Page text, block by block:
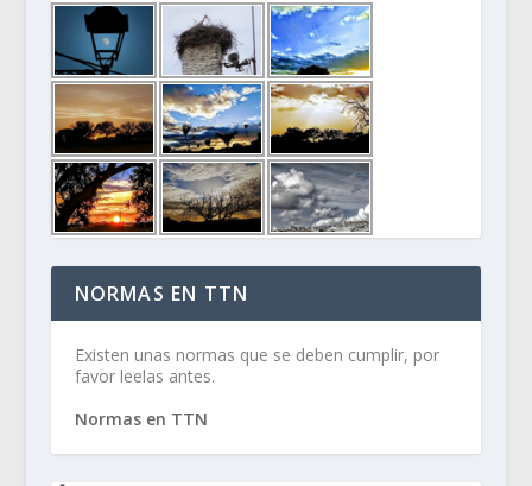
NORMAS EN TTN
Existen unas normas que se deben cumplir, por
favor leelas antes.
Normas en TTN